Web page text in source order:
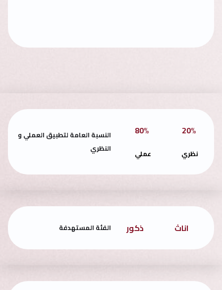
النسبة العامة لتطبيق العملي و
النظري
80%
عملي
20%
نظري
الفئة المستهدفة ذكور اناث